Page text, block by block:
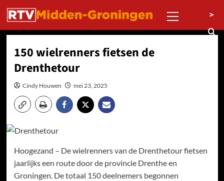
naar
inhoud
menu
>
150 wielrenners fietsen de
Drenthetour
Cindy Houwen mei 23, 2025
Hoogezand – De wielrenners van de Drenthetour fietsen
jaarlijks een route door de provincie Drenthe en
Groningen. De totaal 150 deelnemers begonnen